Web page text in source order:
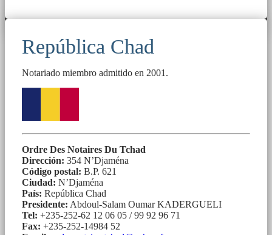
República Chad
Notariado miembro admitido en 2001.
Ordre Des Notaires Du Tchad
Dirección: 354 N’Djaména
Código postal: B.P. 621
Ciudad: N’Djaména
País: República Chad
Presidente: Abdoul-Salam Oumar KADERGUELI
Tel: +235-252-62 12 06 05 / 99 92 96 71
Fax: +235-252-14984 52